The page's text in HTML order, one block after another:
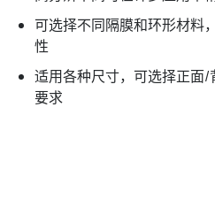
可选择不同隔膜和环形材料
性
适用各种尺寸，可选择正面
要求